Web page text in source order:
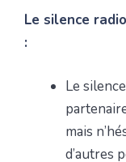
Le silence
:
Le
mais
d’autres